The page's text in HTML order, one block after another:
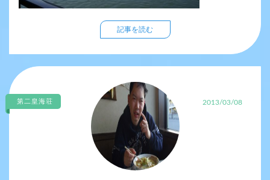
記事を読む
第二皇海荘 2013/03/08